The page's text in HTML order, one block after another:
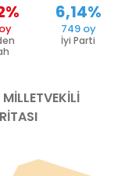
İyi Parti
6,14%
749 oy